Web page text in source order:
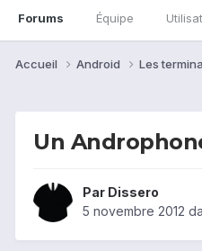
Forums Équipe
Accueil Android Les
Un
Par Dissero
5 novembre 2012